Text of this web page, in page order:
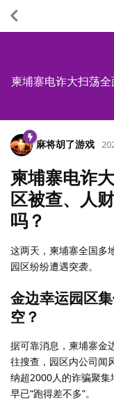
柬埔寨电诈大扫荡
麻将胡了游戏
柬埔寨电诈
区被查、人
吗？
这两天，柬埔寨全国多
园区纷纷遭遇突袭。
金边幸运园区
空？
据可靠消息，柬埔寨金
往搜查，园区内公司闻
纳超2000人的诈骗聚集
早已“跑得差不多”。